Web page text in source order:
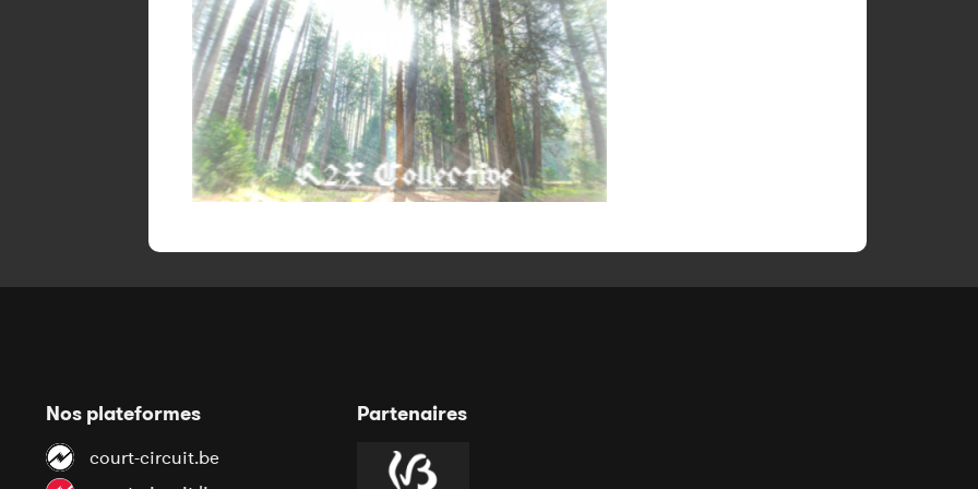
Nos plateformes
court-circuit.be
Partenaires